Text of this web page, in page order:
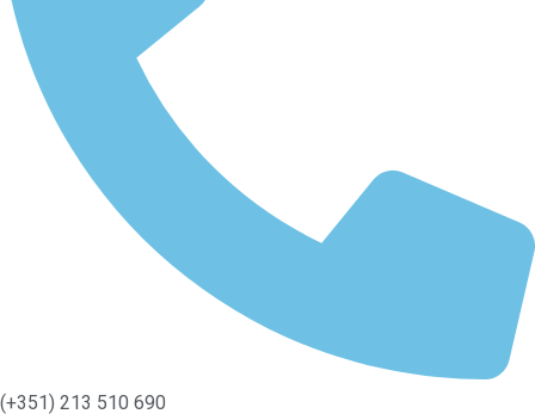
(+351) 213 510 690